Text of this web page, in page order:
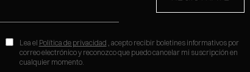
Lea el Política de privacidad , acepto recibir boletines informativos por
correo electrónico y reconozco que puedo cancelar mi suscripción en
cualquier momento.